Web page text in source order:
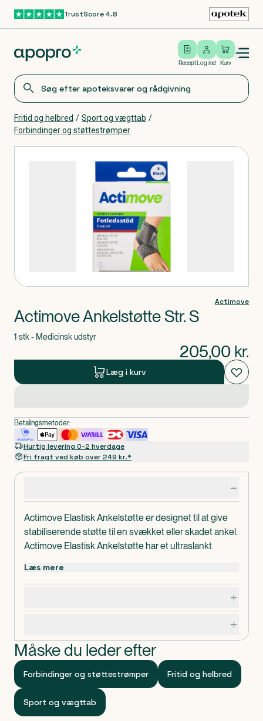
Gå til hovedindholdTrustScore 4.8
Recept
Log ind
Log ind Kurv
Open/close menu
Fritid og helbred / Sport og vægttab /
Forbindinger og støttestrømper
Actimove Elastisk Ankelstøtte er designet til at give
stabiliserende støtte til en svækket eller skadet ankel.
Actimove Elastisk Ankelstøtte har et ultraslankt
optimal støtte. Den ventilerede elastiske strop giver
god komfort og åndbarhed, mens medicinsk
latex.
Bemærkning
Vaskes på max 40 grader.
Skal tørres flat.
Må ikke tumbles.
Læs mere
Måske du leder efter
Forbindinger og støttestrømper Fritid og helbred
Sport og vægttab
Actimove
Actimove Ankelstøtte Str. S
1 stk - Medicinsk udstyr
205,00 kr.
Læg i kurv
Betalingsmetoder:
Hurtig levering 0-2 hverdage
Fri fragt ved køb over 249 kr.*